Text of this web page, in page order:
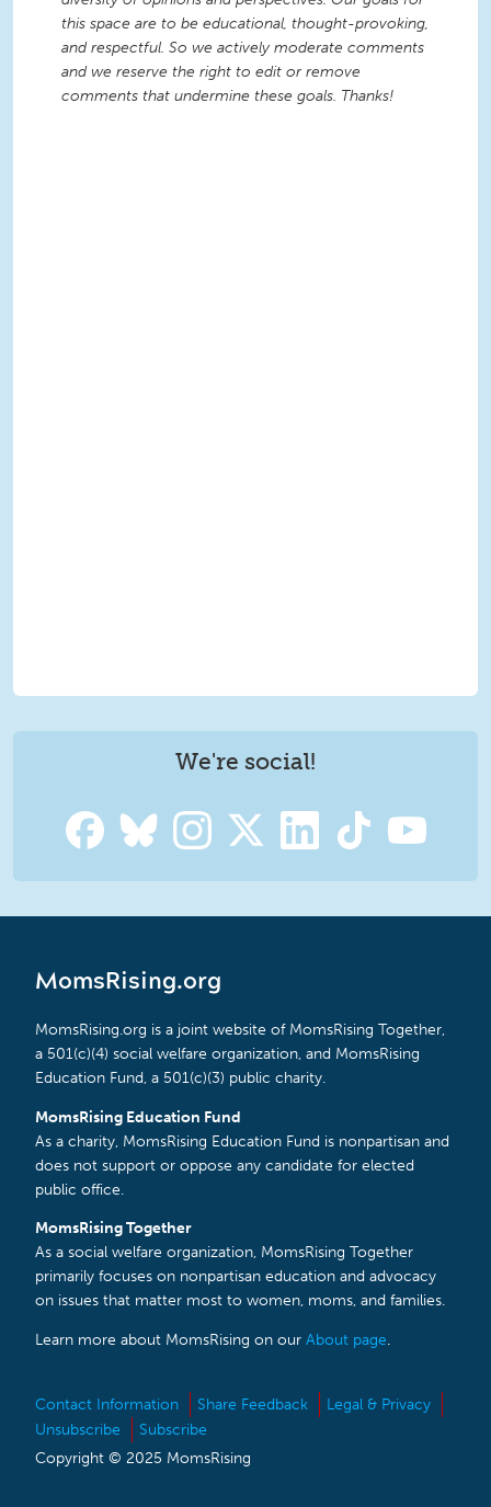
this space are to be educational, thought-provoking,
and respectful. So we actively moderate comments
and we reserve the right to edit or remove
comments that undermine these goals. Thanks!
We're social!
MomsRising.org
MomsRising.org is a joint website of MomsRising Together,
a 501(c)(4) social welfare organization, and MomsRising
Education Fund, a 501(c)(3) public charity.
MomsRising Education Fund
As a charity, MomsRising Education Fund is nonpartisan and
does not support or oppose any candidate for elected
public office.
MomsRising Together
As a social welfare organization, MomsRising Together
primarily focuses on nonpartisan education and advocacy
on issues that matter most to women, moms, and families.
Learn more about MomsRising on our About page.
Contact Information Share Feedback
Legal & Privacy
Unsubscribe
Subscribe
Copyright © 2025 MomsRising